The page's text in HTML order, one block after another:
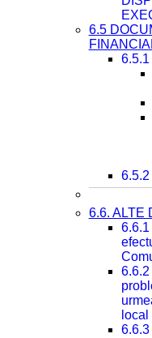
6.5
6.6. ALTE